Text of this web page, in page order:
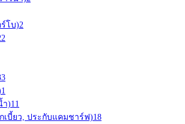
โบ)2
1
ำ)11
เบี้ยว, ประกับแคมชาร์ฟ)18